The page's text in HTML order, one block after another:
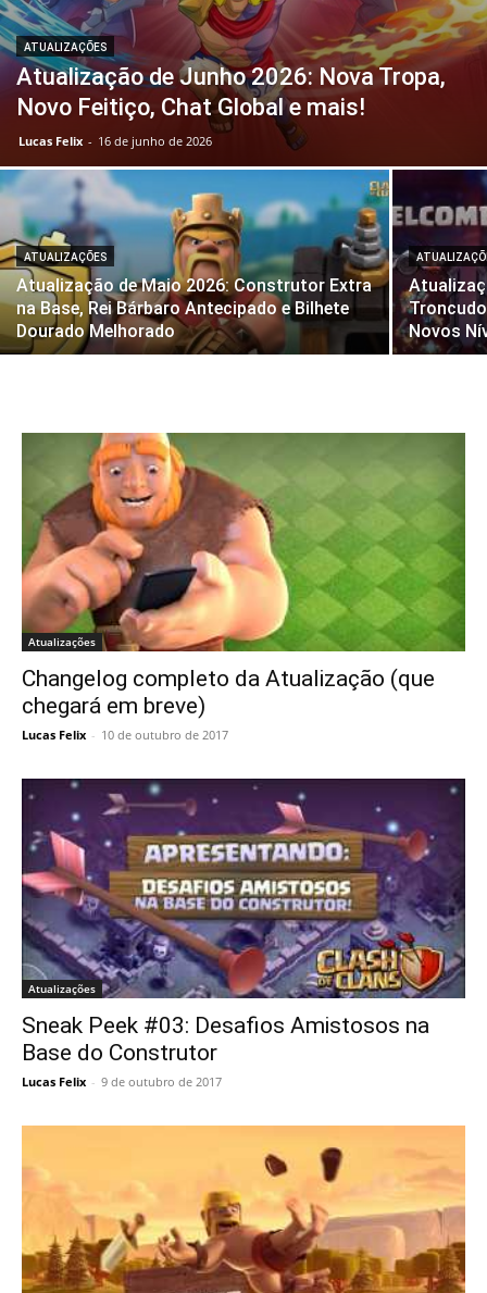
ATUALIZAÇÕES
Atualização de Junho 2026: Nova Tropa,
Novo Feitiço, Chat Global e mais!
Lucas Felix - 16 de junho de 2026
ATUALIZAÇÕES
Atualização de Maio 2026: Construtor Extra
na Base, Rei Bárbaro Antecipado e Bilhete
Dourado Melhorado
Novos
Atualizações
Changelog completo da Atualização (que
chegará em breve)
Lucas Felix - 10 de outubro de 2017
Atualizações
Sneak Peek #03: Desafios Amistosos na
Base do Construtor
Lucas Felix - 9 de outubro de 2017